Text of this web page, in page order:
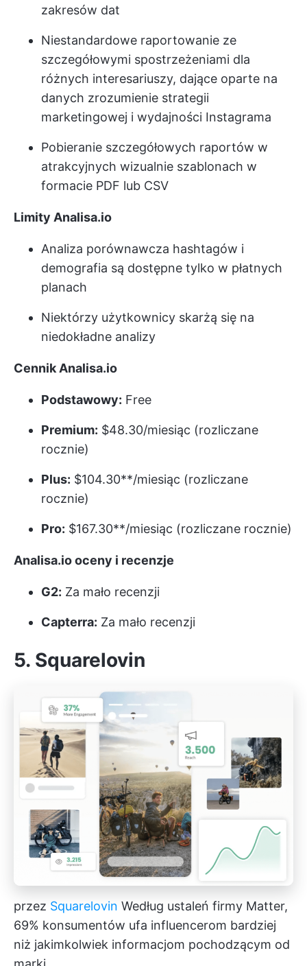
zakresów dat
Niestandardowe raportowanie ze
szczegółowymi spostrzeżeniami dla
różnych interesariuszy, dające oparte na
danych zrozumienie strategii
marketingowej i wydajności Instagrama
Pobieranie szczegółowych raportów w
atrakcyjnych wizualnie szablonach w
formacie PDF lub CSV
Limity Analisa.io
Analiza porównawcza hashtagów i
demografia są dostępne tylko w płatnych
planach
Niektórzy użytkownicy skarżą się na
niedokładne analizy
Cennik Analisa.io
Podstawowy: Free
Premium: $48.30/miesiąc (rozliczane
rocznie)
Plus: $104.30**/miesiąc (rozliczane
rocznie)
Pro: $167.30**/miesiąc (rozliczane rocznie)
Analisa.io oceny i recenzje
G2: Za mało recenzji
Capterra: Za mało recenzji
5. Squarelovin
przez Squarelovin Według ustaleń firmy Matter,
69% konsumentów ufa influencerom bardziej
niż jakimkolwiek informacjom pochodzącym od